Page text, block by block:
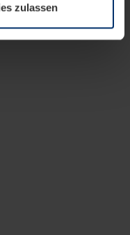
ändern oder
zulassen